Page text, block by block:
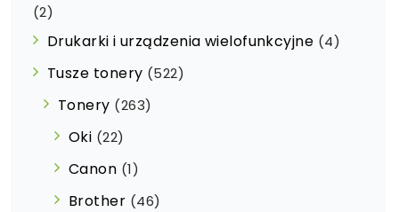
(2)
Drukarki i urządzenia wielofunkcyjne (4)
Tusze tonery (522)
Tonery (263)
Oki (22)
Canon (1)
Brother (46)